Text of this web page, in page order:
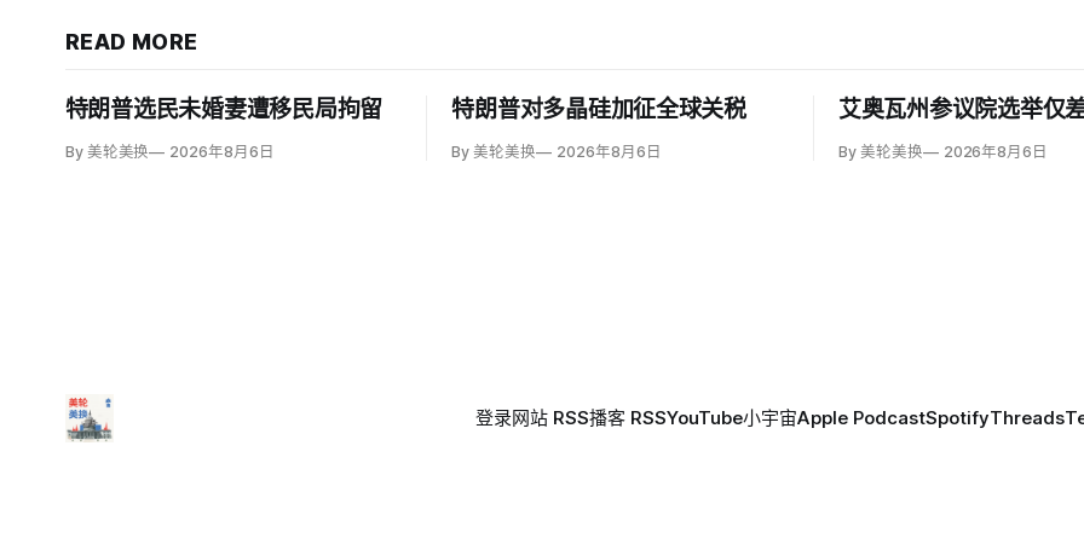
READ MORE
特朗普选民未婚妻遭移民局拘留
By 美轮美换 2026年8月6日
特朗普对多晶硅加征全球关税
By 美轮美换 2026年8月6日
艾奥瓦州参议院选举仅
By 美轮美换 2026年8月6日
登录网站 RSS播客 RSSYouTube小宇宙Apple PodcastSpotifyThreads